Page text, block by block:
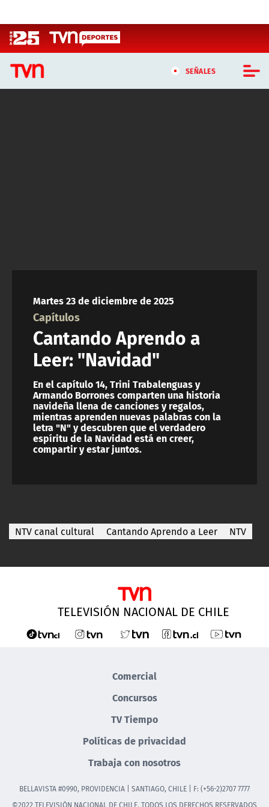
SEÑALES
ACTUALIDAD Y TENDENCIAS
CORPORATIVO Y TRANSPARENCIA
CANAL DE DENUNCIAS
ÁREA DE PROYECTOS
Martes 23 de diciembre de 2025
Capítulos
Cantando Aprendo a
Leer: "Navidad"
En el capítulo 14, Trini Trabalenguas y
Armando Borrones comparten una historia
navideña llena de canciones y regalos,
mientras aprenden nuevas palabras con la
letra "N" y descubren que el verdadero
espíritu de la Navidad está en creer,
compartir y estar juntos.
NTV canal cultural Cantando Aprendo a Leer NTV
TELEVISIÓN NACIONAL DE CHILE
Comercial
Concursos
TV Tiempo
Políticas de privacidad
Trabaja con nosotros
BELLAVISTA #0990, PROVIDENCIA | SANTIAGO, CHILE | F: (+56-2)2707 7777
©2022 TELEVISIÓN NACIONAL DE CHILE. TODOS LOS DERECHOS RESERVADOS